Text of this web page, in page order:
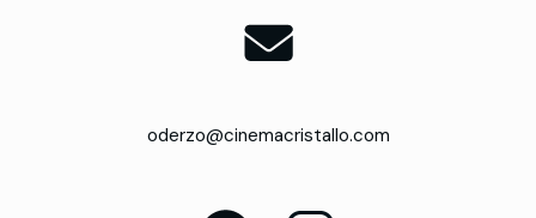
oderzo@cinemacristallo.com